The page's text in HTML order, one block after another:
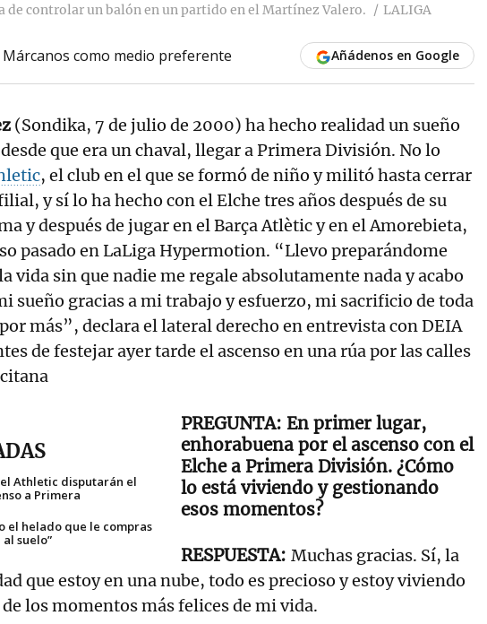
de controlar un balón en un partido en el Martínez Valero. LALIGA
Márcanos como medio preferente Añádenos en Google
(Sondika, 7 de julio de 2000) ha hecho realidad un sueño
que era un chaval, llegar a Primera División. No lo
, el club en el que se formó de niño y militó hasta cerrar
y sí lo ha hecho con el Elche tres años después de su
y después de jugar en el Barça Atlètic y en el Amorebieta,
pasado en LaLiga Hypermotion. “Llevo preparándome
vida sin que nadie me regale absolutamente nada y acabo
sueño gracias a mi trabajo y esfuerzo, mi sacrificio de toda
más”, declara el lateral derecho en entrevista con DEIA
de festejar ayer tarde el ascenso en una rúa por las calles
Athletic disputarán el
a Primera
el helado que le compras
suelo”
En primer lugar,
enhorabuena por el ascenso con el
Elche a Primera División. ¿Cómo
lo está viviendo y gestionando
esos momentos?
Muchas gracias. Sí, la
que estoy en una nube, todo es precioso y estoy viviendo
los momentos más felices de mi vida.